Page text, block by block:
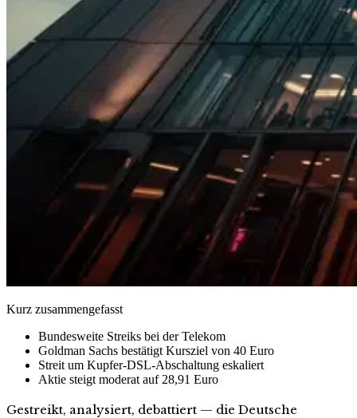
Kurz zusammengefasst
Bundesweite Streiks bei der Telekom
Goldman Sachs bestätigt Kursziel von 40 Euro
Streit um Kupfer-DSL-Abschaltung eskaliert
Aktie steigt moderat auf 28,91 Euro
Gestreikt, analysiert, debattiert — die Deutsche